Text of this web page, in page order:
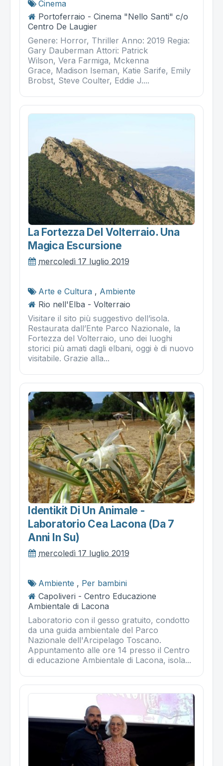
Cinema
Portoferraio - Cinema "Nello Santi" c/o
Centro De Laugier
Genere: Horror, Thriller Anno: 2019 Regia:
Gary Dauberman Attori: Patrick
Wilson, Vera Farmiga, Mckenna
Grace, Madison Iseman, Katie Sarife, Emily
Brobst, Steve Coulter, Eddie J....
La Fortezza Del Volterraio. Una
Magica Escursione
mercoledì 17 luglio 2019
Arte e Cultura , Ambiente
Rio nell'Elba - Volterraio
Visitare il sito più suggestivo dell’isola.
Restaurata dall’Ente Parco Nazionale, la
Fortezza del Volterraio, uno dei luoghi
storici più amati dagli elbani, oggi è di nuovo
visitabile. Grazie alla...
Identikit Di Un Animale -
Laboratorio Cea Lacona (da 7
Anni In Su)
mercoledì 17 luglio 2019
Ambiente , Per bambini
Capoliveri - Centro Educazione
Ambientale di Lacona
Laboratorio con il gesso gratuito, condotto
da una guida ambientale del Parco
Nazionale dell'Arcipelago Toscano.
Appuntamento alle ore 14 presso il Centro
di educazione Ambientale di Lacona, isola...